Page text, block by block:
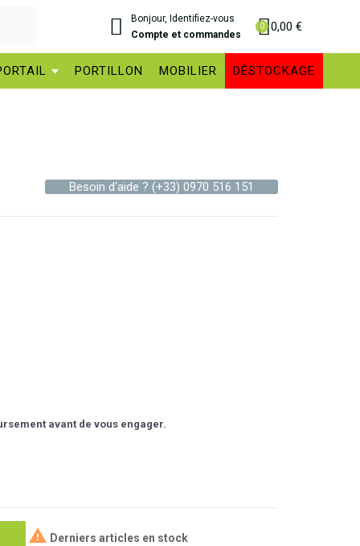
Bonjour, Identifiez-vous
Compte et commandes
0,00 €
PORTILLON MOBILIER DÉSTOCKAGE
Besoin d'aide ? (+33) 0970 516 151
avant de vous engager.
 Derniers articles en stock